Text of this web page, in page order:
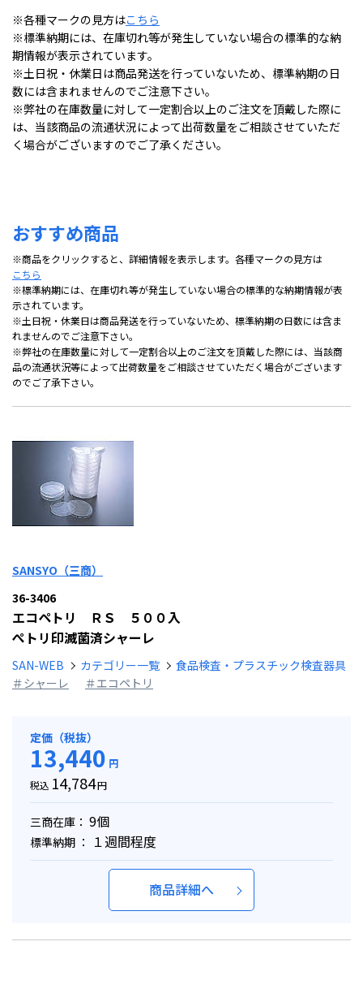
※各種マークの見方はこちら
※標準納期には、在庫切れ等が発生していない場合の標準的な納
期情報が表示されています。
※土日祝・休業日は商品発送を行っていないため、標準納期の日
数には含まれませんのでご注意下さい。
※弊社の在庫数量に対して一定割合以上のご注文を頂戴した際に
は、当該商品の流通状況によって出荷数量をご相談させていただ
く場合がございますのでご了承ください。
おすすめ商品
※商品をクリックすると、詳細情報を表示します。各種マークの見方は
こちら
※標準納期には、在庫切れ等が発生していない場合の標準的な納期情報が表
示されています。
※土日祝・休業日は商品発送を行っていないため、標準納期の日数には含ま
れませんのでご注意下さい。
※弊社の在庫数量に対して一定割合以上のご注文を頂戴した際には、当該商
品の流通状況等によって出荷数量をご相談させていただく場合がございます
のでご了承下さい。
SANSYO（三商）
36-3406
エコペトリ ＲＳ ５００入
ぺトリ印滅菌済シャーレ
SAN-WEB カテゴリー一覧
食品検査・プラスチック検査器具
＃シャーレ
＃エコペトリ
定価（税抜）
13,440 円
税込 14,784円
三商在庫： 9個
標準納期 ： １週間程度
商品詳細へ